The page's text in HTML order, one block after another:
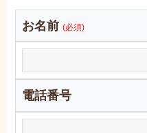
お名前 (必須)
電話番号